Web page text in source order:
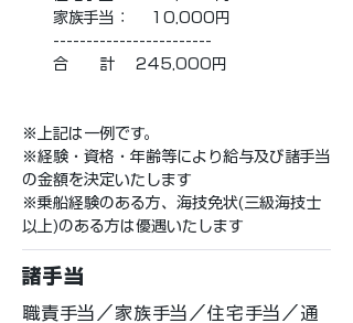
家族手当：　 10,000円
------------------------
合　　計　 245,000円
※上記は一例です。
※経験・資格・年齢等により給与及び諸手当
の金額を決定いたします
※乗船経験のある方、海技免状(三級海技士
以上)のある方は優遇いたします
諸手当
職責手当／家族手当／住宅手当／通